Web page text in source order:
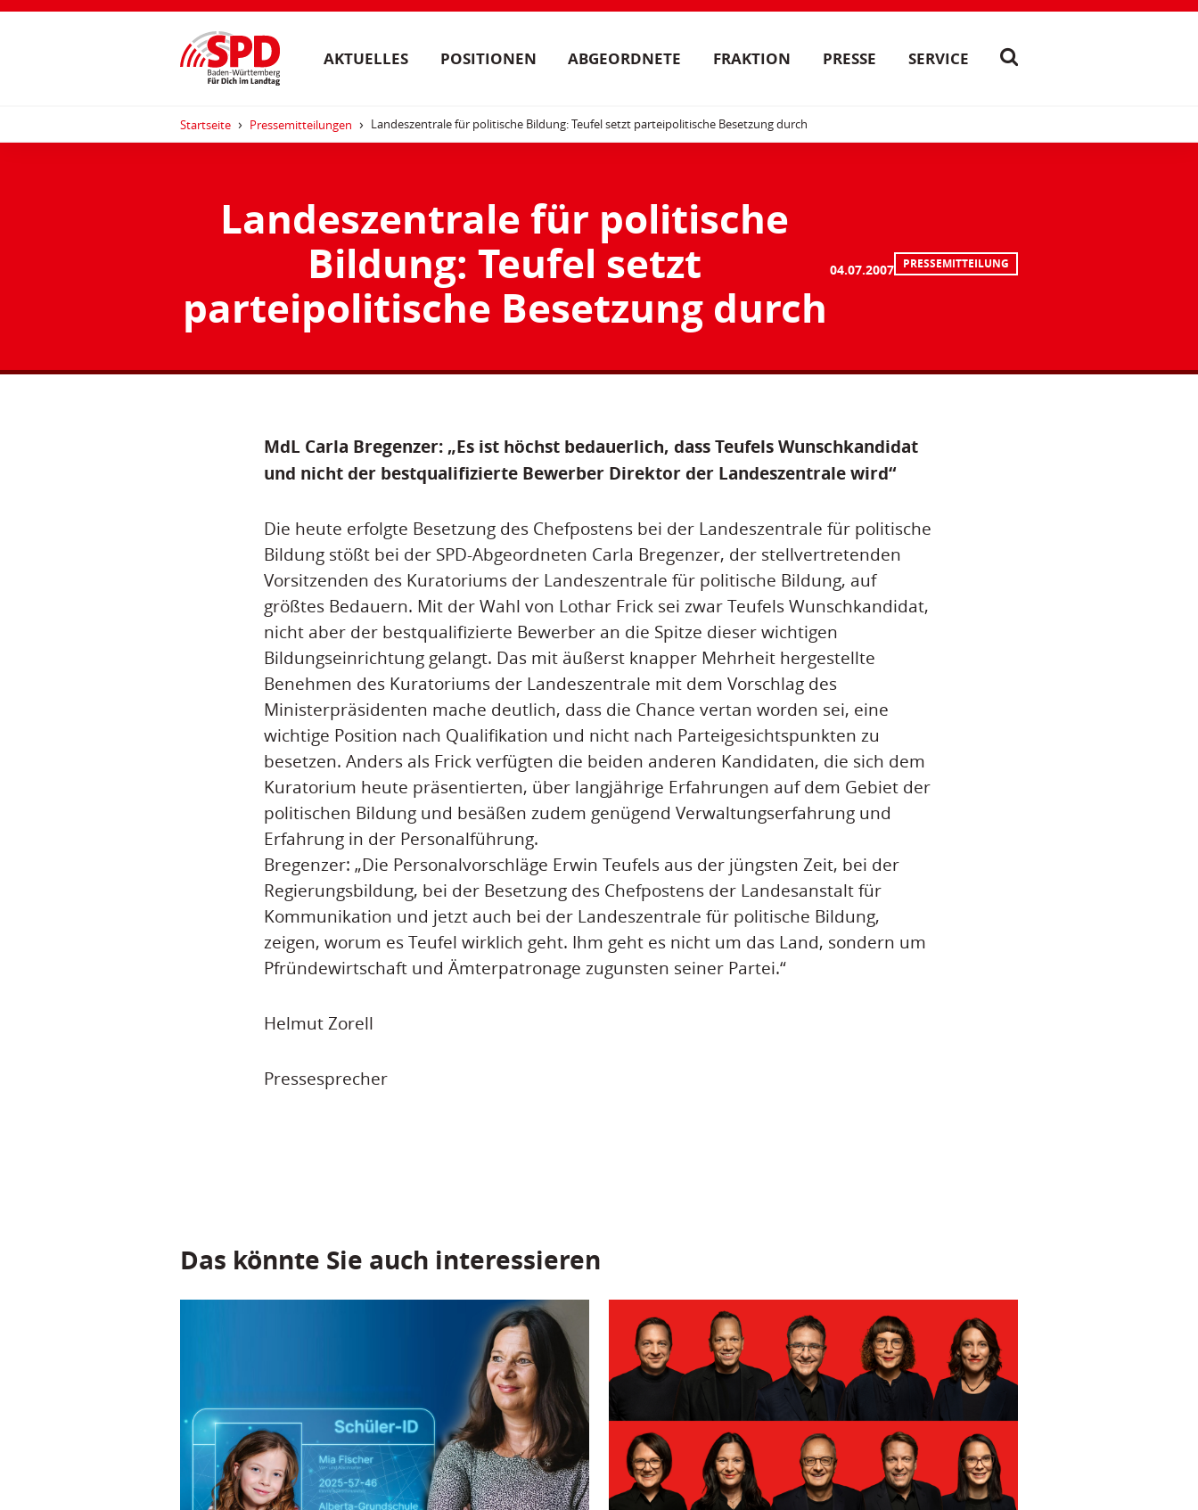
AKTUELLES POSITIONEN ABGEORDNETE FRAKTION PRESSE SERVICE
Startseite Pressemitteilungen Landeszentrale für politische Bildung: Teufel setzt parteipolitische Besetzung durch
Landeszentrale für politische
Bildung: Teufel setzt
parteipolitische Besetzung durch
04.07.2007 PRESSEMITTEILUNG
MdL Carla Bregenzer: „Es ist höchst bedauerlich, dass Teufels Wunschkandidat
und nicht der bestqualifizierte Bewerber Direktor der Landeszentrale wird“
Die heute erfolgte Besetzung des Chefpostens bei der Landeszentrale für politische
Bildung stößt bei der SPD-Abgeordneten Carla Bregenzer, der stellvertretenden
Vorsitzenden des Kuratoriums der Landeszentrale für politische Bildung, auf
größtes Bedauern. Mit der Wahl von Lothar Frick sei zwar Teufels Wunschkandidat,
nicht aber der bestqualifizierte Bewerber an die Spitze dieser wichtigen
Bildungseinrichtung gelangt. Das mit äußerst knapper Mehrheit hergestellte
Benehmen des Kuratoriums der Landeszentrale mit dem Vorschlag des
Ministerpräsidenten mache deutlich, dass die Chance vertan worden sei, eine
wichtige Position nach Qualifikation und nicht nach Parteigesichtspunkten zu
besetzen. Anders als Frick verfügten die beiden anderen Kandidaten, die sich dem
Kuratorium heute präsentierten, über langjährige Erfahrungen auf dem Gebiet der
politischen Bildung und besäßen zudem genügend Verwaltungserfahrung und
Erfahrung in der Personalführung.
Bregenzer: „Die Personalvorschläge Erwin Teufels aus der jüngsten Zeit, bei der
Regierungsbildung, bei der Besetzung des Chefpostens der Landesanstalt für
Kommunikation und jetzt auch bei der Landeszentrale für politische Bildung,
zeigen, worum es Teufel wirklich geht. Ihm geht es nicht um das Land, sondern um
Pfründewirtschaft und Ämterpatronage zugunsten seiner Partei.“
Helmut Zorell
Pressesprecher
Das könnte Sie auch interessieren